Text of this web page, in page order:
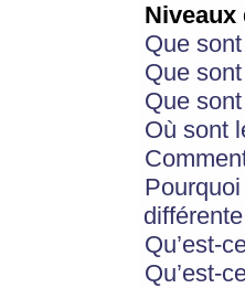
Niveaux
Que
Que
Que
Où sont
Qu’est-
Qu’est-